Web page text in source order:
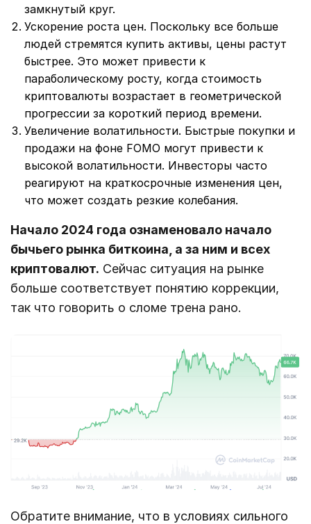
замкнутый круг.
Ускорение роста цен. Поскольку все больше
людей стремятся купить активы, цены растут
быстрее. Это может привести к
параболическому росту, когда стоимость
криптовалюты возрастает в геометрической
прогрессии за короткий период времени.
Увеличение волатильности. Быстрые покупки и
продажи на фоне FOMO могут привести к
высокой волатильности. Инвесторы часто
реагируют на краткосрочные изменения цен,
что может создать резкие колебания.
Начало 2024 года ознаменовало начало
бычьего рынка биткоина, а за ним и всех
криптовалют. Сейчас ситуация на рынке
больше соответствует понятию коррекции,
так что говорить о сломе трена рано.
Обратите внимание, что в условиях сильного